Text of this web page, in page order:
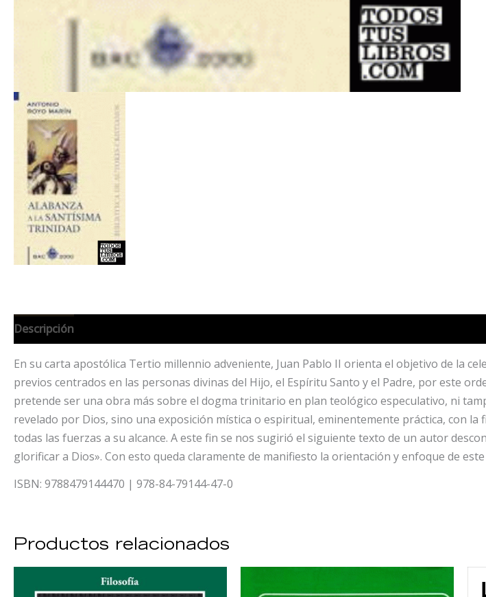
Descripción
En su carta apostólica Tertio millennio adveniente, Juan Pablo II orienta el objetivo de la
previos centrados en las personas divinas del Hijo, el Espíritu Santo y el Padre, por este
pretende ser una obra más sobre el dogma trinitario en plan teológico especulativo, ni
revelado por Dios, sino una exposición mística o espiritual, eminentemente práctica, con
todas las fuerzas a su alcance. A este fin se nos sugirió el siguiente texto de un autor
glorificar a Dios». Con esto queda claramente de manifiesto la orientación y enfoque de
ISBN: 9788479144470 | 978-84-79144-47-0
Productos relacionados